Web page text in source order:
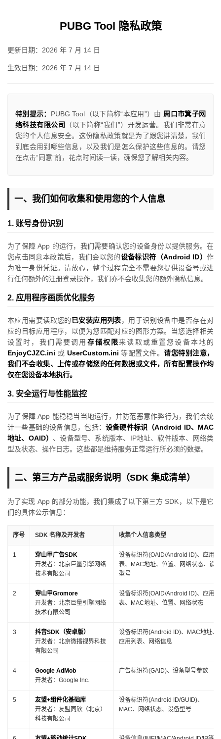
PUBG Tool 隐私政策
更新日期：2026 年 7 月 14 日
生效日期：2026 年 7 月 14 日
特别提示： PUBG Tool（以下简称“本应用”）由 周口市箕子网
络科技有限公司
（以下简称“我们”）开发运营。我们非常在意
您的个人信息安全。这份隐私政策就是为了跟您讲清楚，我们
到底会用到哪些信息，以及我们是怎么保护这些信息的。请您
在点击“同意”前，花点时间读一读，确保您了解相关内容。
一、我们如何收集和使用您的个人信息
1. 账号身份识别
为了保障 App 的运行，我们需要确认您的设备身份以提供服务。在
您点击同意本政策后，我们会以您的设备标识符（Android ID）作
为唯一身份凭证。请放心，整个过程完全不需要您提供设备号或进
行任何额外的注册登录操作，我们亦不会收集您的额外隐私信息。
2. 应用程序画质优化服务
本应用需要读取您的已安装应用列表，用于识别设备中是否存在对
应的目标应用程序，以便为您匹配对应的图形方案。当您选择相关
设置时，我们需要调用 存储权限来读取或重置您设备本地的
EnjoyCJZC.ini 或 UserCustom.ini 等配置文件。 请您特别注意，
我们不会收集、上传或存储您的任何数据或文件，所有配置操作均
仅在您设备本地执行。
3. 安全运行与性能监控
为了保障 App 能稳稳当当地运行，并防范恶意作弊行为，我们会统
计一些基础的设备信息，包括： 设备硬件标识（Android ID、MAC
地址、OAID） 、设备型号、系统版本、IP地址、软件版本、网络类
型及状态、操作日志。这些都是维持服务正常运行所必须的数据。
二、第三方产品或服务说明（SDK 集成清单）
为了实现 App 的部分功能，我们集成了以下第三方 SDK，以下是它
们的具体公示信息：
序号 SDK 名称及开发者 收集个人信息类型
1
穿山甲广告SDK
开发者：北京巨量引擎网络
技术有限公司
设备标识符(OAID/Android ID)、应用列
表、MAC地址、位置、网络状态、设备
型号
2
穿山甲Gromore
开发者：北京巨量引擎网络
技术有限公司
设备标识符(OAID/Android ID)、应用列
表、MAC地址、位置、网络状态
3
抖音SDK（安卓版）
开发者：北京微播视界科技
有限公司
设备标识符(Android ID)、MAC地址、
应用列表、网络信息
4
Google AdMob
开发者：Google Inc.
广告标识符(GAID)、设备型号参数
5
友盟+组件化基础库
开发者：友盟同欣（北京）
科技有限公司
设备标识符(Android ID/GUID)、
MAC、网络状态、设备型号